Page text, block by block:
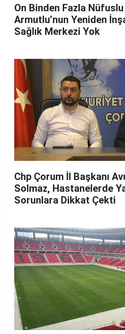
On Binden Fazla
Armutlu’nun Yeniden
Sağlık Merkezi Yok
Chp Çorum İl Başkanı
Solmaz, Hastanelerde
Sorunlara Dikkat Çekti